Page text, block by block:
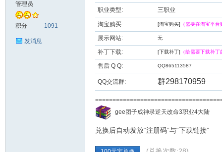
管理员
积分 1091
发消息
职业类型: 三职业
淘宝购买: [淘宝购买] （需要在淘宝平
展示网站: 无
补丁下载: [下载补丁] （给需要下载补
售后 Q Q: QQ865113587
QQ交流群: 群298170959
gee团子成神录逆天改命3职业4大陆
兑换后自动发放“注册码”与“下载链接”